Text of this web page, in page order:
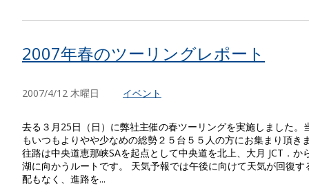
2007年春のツーリングレポート
2007/4/12 木曜日 イベント
去る３月25日（日）に弊社主催の春ツーリングを実施しました
もいつもよりやや少なめの総勢２５台５５人の方にお集まり頂き
往路は中央道恵那峡SAを起点として中央道を北上、大月 JCT．
湖に向かうルートです。 天気予報では午後に向けて天気が回復
配もなく、進路を...